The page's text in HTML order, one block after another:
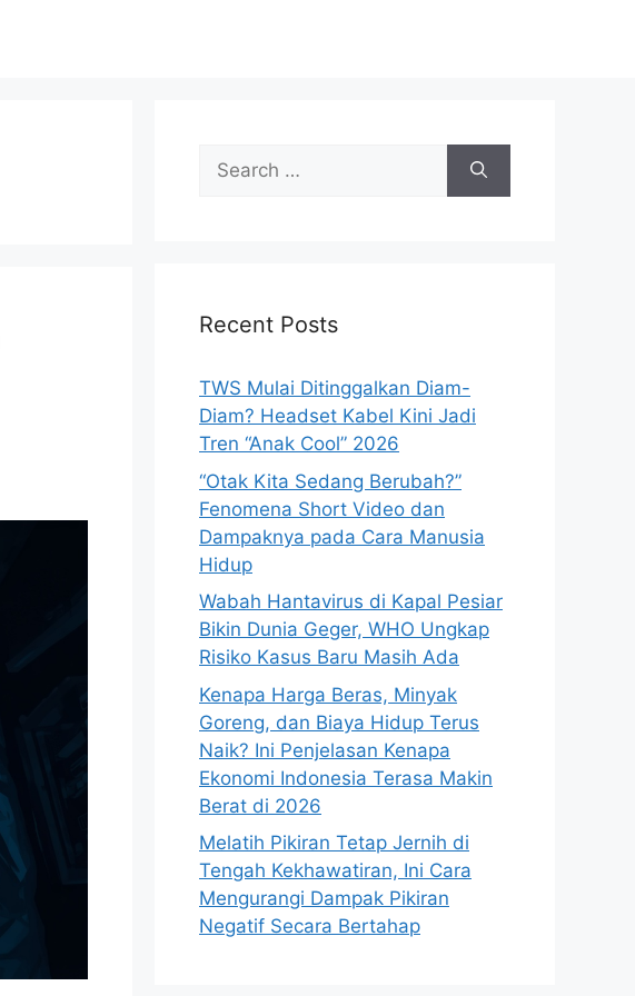
f
r
:
Recent Posts
TWS Mulai Ditinggalkan Diam-
Diam? Headset Kabel Kini Jadi
Tren “Anak Cool” 2026
“Otak Kita Sedang Berubah?”
Fenomena Short Video dan
Dampaknya pada Cara Manusia
Hidup
Wabah Hantavirus di Kapal Pesiar
Bikin Dunia Geger, WHO Ungkap
Risiko Kasus Baru Masih Ada
Kenapa Harga Beras, Minyak
Goreng, dan Biaya Hidup Terus
Naik? Ini Penjelasan Kenapa
Ekonomi Indonesia Terasa Makin
Berat di 2026
Melatih Pikiran Tetap Jernih di
Tengah Kekhawatiran, Ini Cara
Mengurangi Dampak Pikiran
Negatif Secara Bertahap